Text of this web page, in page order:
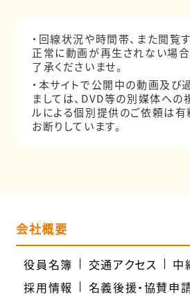
・回線状況や時間帯、また閲覧
正常に動画が再生されない場合
了承くださいませ。
・本サイトで公開中の動画及び
ましては、DVD等の別媒体への
ルによる個別提供のご依頼は
お断りしています。
会社概要
役員名簿 交通アクセス
中
採用情報
名義後援・協賛申